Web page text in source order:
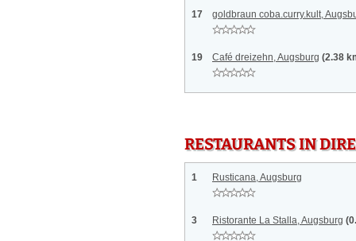
17 goldbraun coba.curry.kult,
19 Café dreizehn, Augsburg (2.38
RESTAURANTS IN
1 Rusticana, Augsburg
3 Ristorante La Stalla, Augsburg